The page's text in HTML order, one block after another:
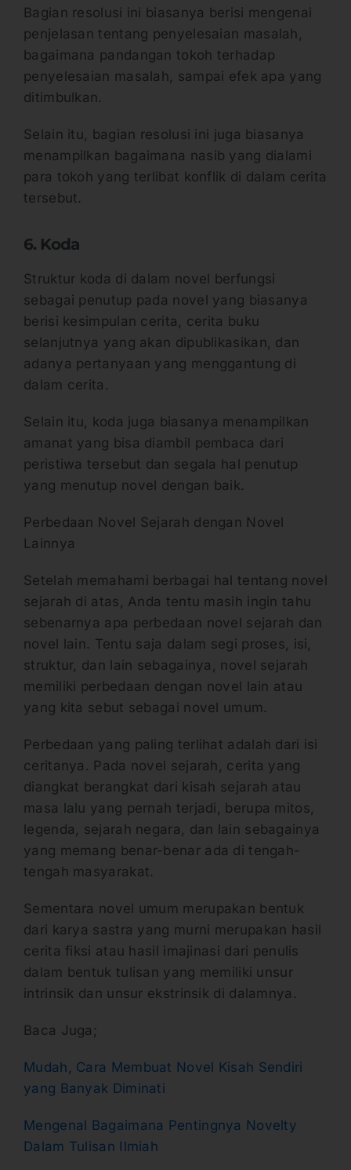
Bagian resolusi ini biasanya berisi mengenai
penjelasan tentang penyelesaian masalah,
bagaimana pandangan tokoh terhadap
penyelesaian masalah, sampai efek apa yang
ditimbulkan.
Selain itu, bagian resolusi ini juga biasanya
menampilkan bagaimana nasib yang dialami
para tokoh yang terlibat konflik di dalam cerita
tersebut.
6. Koda
Struktur koda di dalam novel berfungsi
sebagai penutup pada novel yang biasanya
berisi kesimpulan cerita, cerita buku
selanjutnya yang akan dipublikasikan, dan
adanya pertanyaan yang menggantung di
dalam cerita.
Selain itu, koda juga biasanya menampilkan
amanat yang bisa diambil pembaca dari
peristiwa tersebut dan segala hal penutup
yang menutup novel dengan baik.
Perbedaan Novel Sejarah dengan Novel
Lainnya
Setelah memahami berbagai hal tentang novel
sejarah di atas, Anda tentu masih ingin tahu
sebenarnya apa perbedaan novel sejarah dan
novel lain. Tentu saja dalam segi proses, isi,
struktur, dan lain sebagainya, novel sejarah
memiliki perbedaan dengan novel lain atau
yang kita sebut sebagai novel umum.
Perbedaan yang paling terlihat adalah dari isi
ceritanya. Pada novel sejarah, cerita yang
diangkat berangkat dari kisah sejarah atau
masa lalu yang pernah terjadi, berupa mitos,
legenda, sejarah negara, dan lain sebagainya
yang memang benar-benar ada di tengah-
tengah masyarakat.
Sementara novel umum merupakan bentuk
dari karya sastra yang murni merupakan hasil
cerita fiksi atau hasil imajinasi dari penulis
dalam bentuk tulisan yang memiliki unsur
intrinsik dan unsur ekstrinsik di dalamnya.
Baca Juga;
Mudah, Cara Membuat Novel Kisah Sendiri
yang Banyak Diminati
Mengenal Bagaimana Pentingnya Novelty
Dalam Tulisan Ilmiah